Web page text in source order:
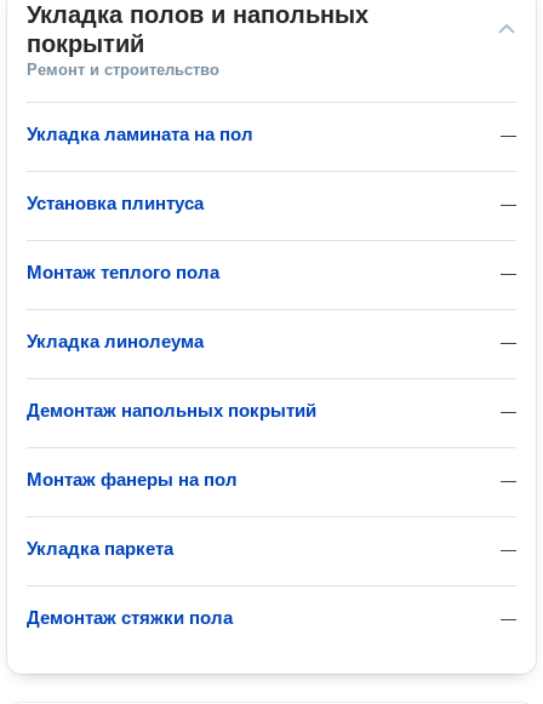
Укладка полов и напольных
покрытий
Ремонт и строительство
—
Укладка ламината на пол
—
Установка плинтуса
—
Монтаж теплого пола
—
Укладка линолеума
—
Демонтаж напольных покрытий
—
Монтаж фанеры на пол
—
Укладка паркета
—
Демонтаж стяжки пола